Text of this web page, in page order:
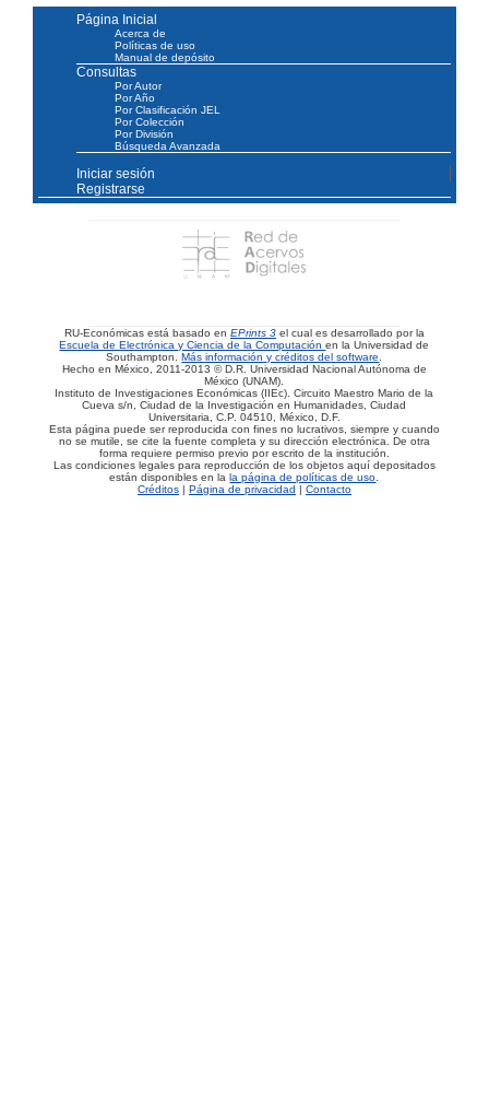
Página Inicial
Acerca de
Políticas de uso
Manual de depósito
Consultas
Por Autor
Por Año
Por Clasificación JEL
Por Colección
Por División
Búsqueda Avanzada
Iniciar sesión
Registrarse
RU-Económicas está basado en EPrints 3 el cual es desarrollado por la
Escuela de Electrónica y Ciencia de la Computaciónen la Universidad de
Southampton.Más información y créditos del software.
Hecho en México, 2011-2013 © D.R. Universidad Nacional Autónoma de
México (UNAM).
Instituto de Investigaciones Económicas (IIEc). Circuito Maestro Mario de la
Cueva s/n, Ciudad de la Investigación en Humanidades, Ciudad
Universitaria, C.P. 04510, México, D.F.
Esta página puede ser reproducida con fines no lucrativos, siempre y cuando
no se mutile, se cite la fuente completa y su dirección electrónica. De otra
forma requiere permiso previo por escrito de la institución.
Las condiciones legales para reproducción de los objetos aquí depositados
están disponibles en lala página de políticas de uso.
Créditos| Página de privacidad | Contacto